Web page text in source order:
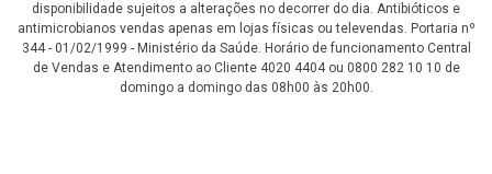
disponibilidade sujeitos a alterações no decorrer do dia. Antibióticos e
antimicrobianos vendas apenas em lojas físicas ou televendas. Portaria nº
344 - 01/02/1999 - Ministério da Saúde. Horário de funcionamento Central
de Vendas e Atendimento ao Cliente 4020 4404 ou 0800 282 10 10 de
domingo a domingo das 08h00 às 20h00.